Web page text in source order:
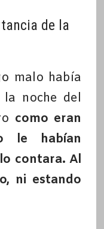
de la
malo había
noche del
como eran
le habían
contara. Al
ni estando